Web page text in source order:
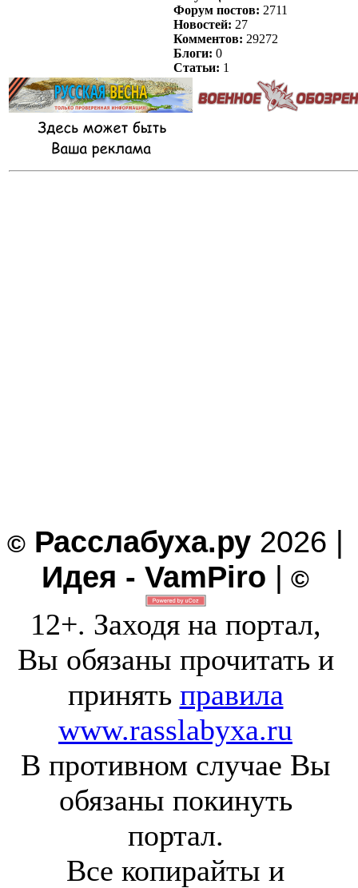
Форум постов: 2711
Новостей: 27
Комментов: 29272
Блоги: 0
Статьи: 1
© Расслабуха.ру 2026 |
Идея - VamPiro | ©
12+. Заходя на портал,
Вы обязаны прочитать и
принять правила
www.rasslabyxa.ru
В противном случае Вы
обязаны покинуть
портал.
Все копирайты и